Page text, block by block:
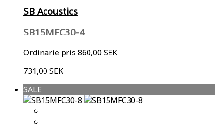
SB Acoustics
SB15MFC30-4
Ordinarie pris 860,00 SEK
731,00 SEK
SALE